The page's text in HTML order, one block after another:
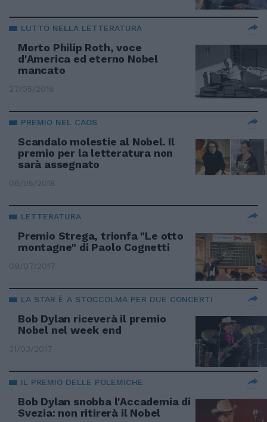
LUTTO NELLA LETTERATURA
Morto Philip Roth, voce
d'America ed eterno Nobel
mancato
27/05/2018
PREMIO NEL CAOS
Scandalo molestie al Nobel. Il
premio per la letteratura non
sarà assegnato
06/05/2018
LETTERATURA
Premio Strega, trionfa "Le otto
montagne" di Paolo Cognetti
09/07/2017
LA STAR È A STOCCOLMA PER DUE CONCERTI
Bob Dylan riceverà il premio
Nobel nel week end
31/03/2017
IL PREMIO DELLE POLEMICHE
Bob Dylan snobba l'Accademia di
Svezia: non ritirerà il Nobel